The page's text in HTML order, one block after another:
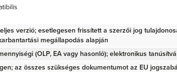
verzió; esetlegesen frissített a szerzői jog
megállapodás alapján
(OLP, EA vagy hasonló); elektronikus
az összes szükséges dokumentumot az EU